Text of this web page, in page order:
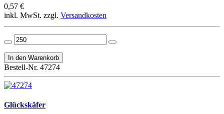
0,57 €
inkl. MwSt. zzgl. Versandkosten
Bestell-Nr. 47274
Glückskäfer